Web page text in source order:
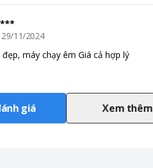
là vị trí tay cầm
nắm và vệ sinh.
11/2024
máy chạy êm Giá cả hợp lý
giá Xem thêm